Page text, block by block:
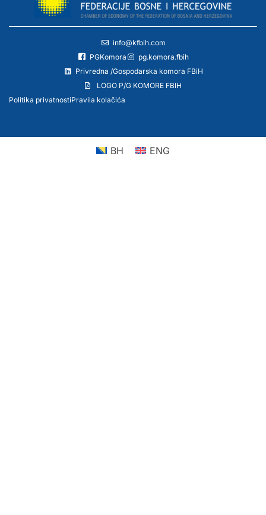
info@kfbih.com
PGKomora
pg.komora.fbih
Privredna /Gospodarska komora FBiH
LOGO P/G KOMORE FBIH
Politika privatnostiPravila kolačića
BH ENG